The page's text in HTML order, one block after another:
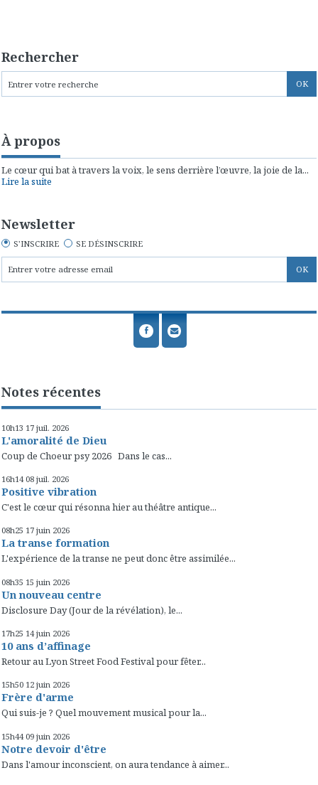
Rechercher
À propos
Le cœur qui bat à travers la voix, le sens derrière l’œuvre, la joie de la...
Lire la suite
Newsletter
S'INSCRIRE SE DÉSINSCRIRE
Notes récentes
10h13 17 juil. 2026
L'amoralité de Dieu
Coup de Choeur psy 2026 Dans le cas...
16h14 08 juil. 2026
Positive vibration
C'est le cœur qui résonna hier au théâtre antique...
08h25 17 juin 2026
La transe formation
L'expérience de la transe ne peut donc être assimilée...
08h35 15 juin 2026
Un nouveau centre
Disclosure Day (Jour de la révélation), le...
17h25 14 juin 2026
10 ans d’affinage
Retour au Lyon Street Food Festival pour fêter...
15h50 12 juin 2026
Frère d'arme
Qui suis-je ? Quel mouvement musical pour la...
15h44 09 juin 2026
Notre devoir d'être
Dans l'amour inconscient, on aura tendance à aimer...